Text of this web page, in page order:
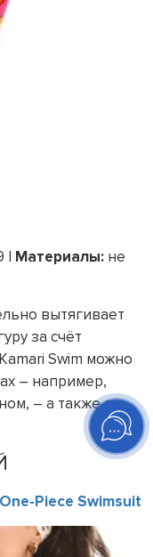
| Материалы: не
вытягивает
за счёт
Swim можно
– например,
– а также с
Piece Swimsuit